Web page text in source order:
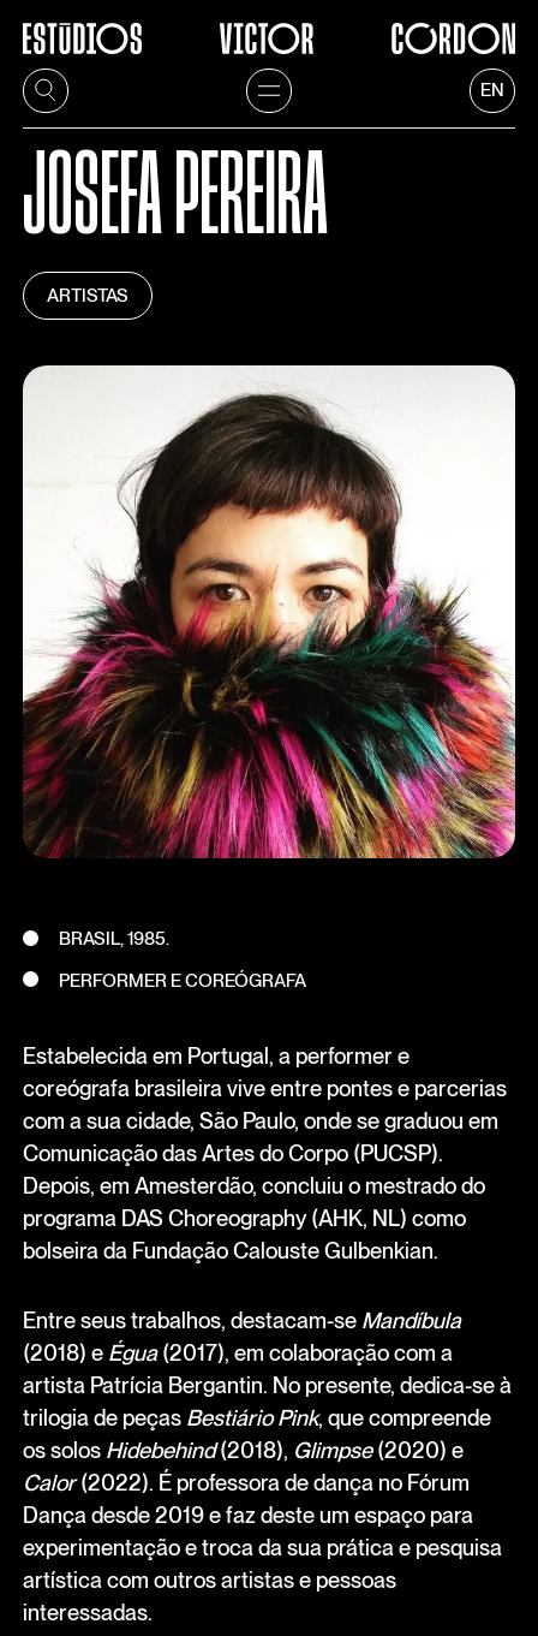
EN
JOSEFA PEREIRA
ARTISTAS
BRASIL, 1985.
PERFORMER E COREÓGRAFA
Estabelecida em Portugal, a performer e
coreógrafa brasileira vive entre pontes e parcerias
com a sua cidade, São Paulo, onde se graduou em
Comunicação das Artes do Corpo (PUCSP).
Depois, em Amesterdão, concluiu o mestrado do
programa DAS Choreography (AHK, NL) como
bolseira da Fundação Calouste Gulbenkian.
Entre seus trabalhos, destacam-se Mandíbula
(2018) e Égua(2017), em colaboração com a
artista Patrícia Bergantin. No presente, dedica-se à
trilogia de peças Bestiário Pink, que compreende
os solos Hidebehind(2018), Glimpse(2020) e
Calor(2022). É professora de dança no Fórum
Dança desde 2019 e faz deste um espaço para
experimentação e troca da sua prática e pesquisa
artística com outros artistas e pessoas
interessadas.